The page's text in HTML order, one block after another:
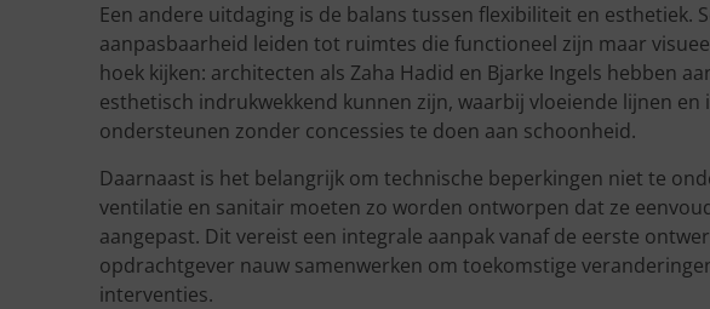
Een andere uitdaging is de balans tussen flexibiliteit en esthetiek.
aanpasbaarheid leiden tot ruimtes die functioneel zijn maar
hoek kijken: architecten als Zaha Hadid en Bjarke Ingels hebben
esthetisch indrukwekkend kunnen zijn, waarbij vloeiende lijnen
ondersteunen zonder concessies te doen aan schoonheid.
Daarnaast is het belangrijk om technische beperkingen niet te
ventilatie en sanitair moeten zo worden ontworpen dat ze
aangepast. Dit vereist een integrale aanpak vanaf de eerste
opdrachtgever nauw samenwerken om toekomstige
interventies.